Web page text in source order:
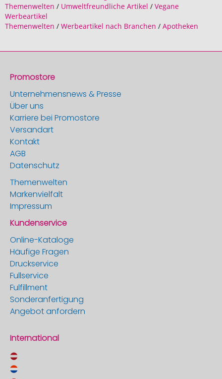
Themenwelten / Umweltfreundliche Artikel / Vegane
Werbeartikel
Themenwelten / Werbeartikel nach Branchen / Apotheken
Promostore
Unternehmensnews & Presse
Über uns
Karriere bei Promostore
Versandart
Kontakt
AGB
Datenschutz
Themenwelten
Markenvielfalt
Impressum
Kundenservice
Online-Kataloge
Häufige Fragen
Druckservice
Fullservice
Fulfillment
Sonderanfertigung
Angebot anfordern
International